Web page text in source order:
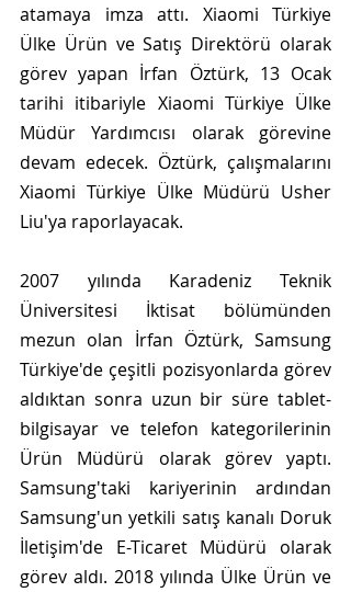
atamaya imza attı. Xiaomi Türkiye
Ülke Ürün ve Satış Direktörü olarak
görev yapan İrfan Öztürk, 13 Ocak
tarihi itibariyle Xiaomi Türkiye Ülke
Müdür Yardımcısı olarak görevine
devam edecek. Öztürk, çalışmalarını
Xiaomi Türkiye Ülke Müdürü Usher
Liu'ya raporlayacak.
2007 yılında Karadeniz Teknik
Üniversitesi İktisat bölümünden
mezun olan İrfan Öztürk, Samsung
Türkiye'de çeşitli pozisyonlarda görev
aldıktan sonra uzun bir süre tablet-
bilgisayar ve telefon kategorilerinin
Ürün Müdürü olarak görev yaptı.
Samsung'taki kariyerinin ardından
Samsung'un yetkili satış kanalı Doruk
İletişim'de E-Ticaret Müdürü olarak
görev aldı. 2018 yılında Ülke Ürün ve